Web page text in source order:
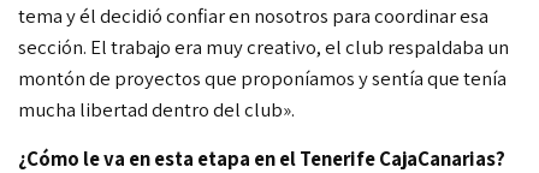
tema y él decidió confiar en nosotros para coordinar esa
sección. El trabajo era muy creativo, el club respaldaba un
montón de proyectos que proponíamos y sentía que tenía
mucha libertad dentro del club».
¿Cómo le va en esta etapa en el Tenerife CajaCanarias?